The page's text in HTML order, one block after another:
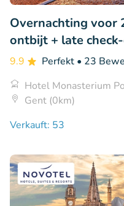
Overnachting voor
ontbijt + late
9.9 Perfekt • 23
Hotel Monasterium
Gent (0km)
Verkauft: 53